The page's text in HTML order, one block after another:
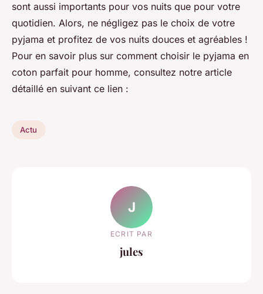
sont aussi importants pour vos nuits que pour votre
quotidien. Alors, ne négligez pas le choix de votre
pyjama et profitez de vos nuits douces et agréables !
Pour en savoir plus sur comment choisir le pyjama en
coton parfait pour homme, consultez notre article
détaillé en suivant ce lien :
Actu
J
ECRIT PAR
jules